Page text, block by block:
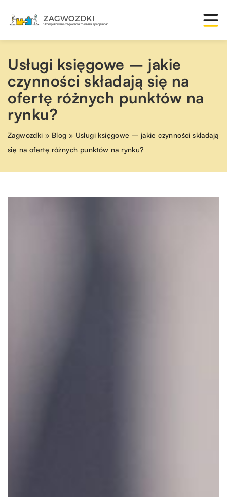
Usługi księgowe – jakie
czynności składają się na
ofertę różnych punktów na
rynku?
Zagwozdki » Blog » Usługi księgowe – jakie czynności składają
się na ofertę różnych punktów na rynku?